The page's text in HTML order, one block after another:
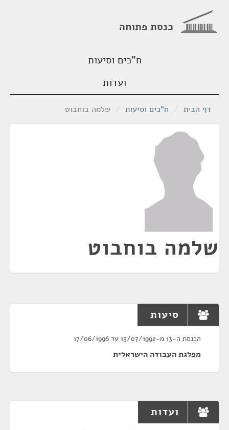
כנסת פתוחה
ח"כים וסיעות
ועדות
דף הבית / ח"כים וסיעות / שלמה בוחבוט
שלמה בוחבוט
סיעות
הכנסת ה-13 מ-13/07/1992 עד 17/06/1996
מפלגת העבודה הישראלית
ועדות